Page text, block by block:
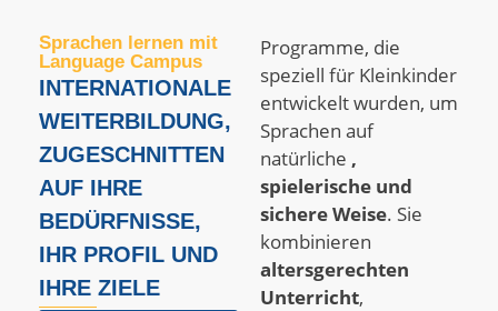
Sprachen lernen mit
Language Campus
INTERNATIONALE
WEITERBILDUNG,
ZUGESCHNITTEN
AUF IHRE
BEDÜRFNISSE,
IHR PROFIL UND
IHRE ZIELE
Programme, die
speziell für Kleinkinder
entwickelt wurden, um
Sprachen auf
natürliche ,
spielerische und
sichere Weise. Sie
kombinieren
altersgerechten
Unterricht,